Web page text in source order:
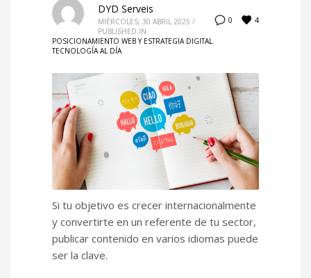
0 4
DYD Serveis
MIÉRCOLES, 30 ABRIL 2025 /
PUBLISHED IN
POSICIONAMIENTO WEB Y ESTRATEGIA DIGITAL ,
TECNOLOGÍA AL DÍA
Si tu objetivo es crecer internacionalmente
y convertirte en un referente de tu sector,
publicar contenido en varios idiomas puede
ser la clave.